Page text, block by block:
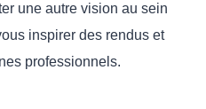
une autre vision au sein
inspirer des rendus et
professionnels.